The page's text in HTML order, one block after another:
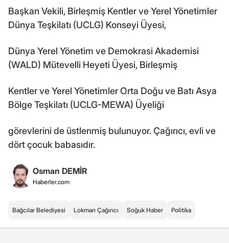
Başkan Vekili, Birleşmiş Kentler ve Yerel Yönetimler
Dünya Teşkilatı (UCLG) Konseyi Üyesi,
Dünya Yerel Yönetim ve Demokrasi Akademisi
(WALD) Mütevelli Heyeti Üyesi, Birleşmiş
Kentler ve Yerel Yönetimler Orta Doğu ve Batı Asya
Bölge Teşkilatı (UCLG-MEWA) Üyeliği
görevlerini de üstlenmiş bulunuyor. Çağırıcı, evli ve
dört çocuk babasıdır.
Osman DEMİR
Haberler.com
Bağcılar Belediyesi Lokman Çağırıcı Soğuk Haber Politika